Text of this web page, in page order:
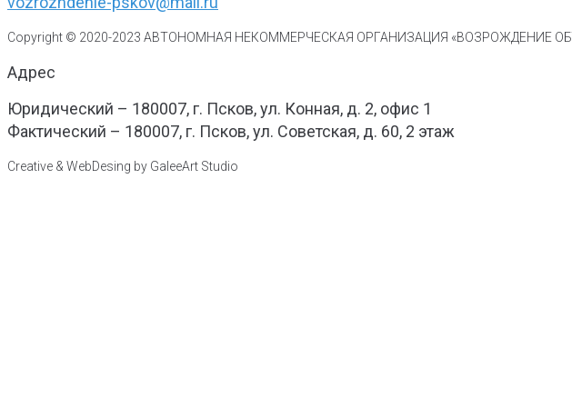
Copyright © 2020-2023 АВТОНОМНАЯ НЕКОММЕРЧЕСКАЯ ОРГАНИЗАЦИЯ «ВОЗРОЖДЕНИЕ
Адрес
Юридический – 180007, г. Псков, ул. Конная, д. 2, офис 1
Фактический – 180007, г. Псков, ул. Советская, д. 60, 2 этаж
Creative & WebDesing by GaleeArt Studio